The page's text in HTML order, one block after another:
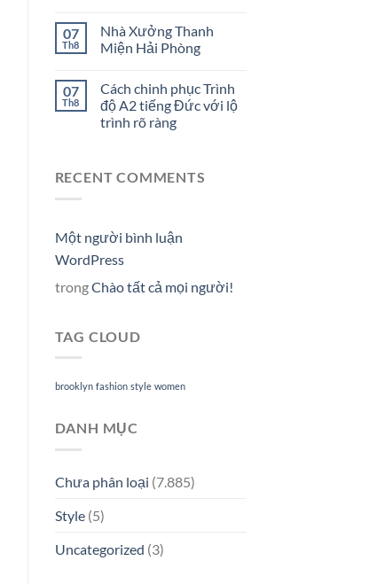
07
Th8
Nhà Xưởng Thanh
Miện Hải Phòng
07
Th8
Cách chinh phục Trình
độ A2 tiếng Đức với lộ
trình rõ ràng
RECENT COMMENTS
Một người bình luận
WordPress
trongChào tất cả mọi người!
TAG CLOUD
brooklyn fashion style women
DANH MỤC
Chưa phân loại (7.885)
Style(5)
Uncategorized (3)